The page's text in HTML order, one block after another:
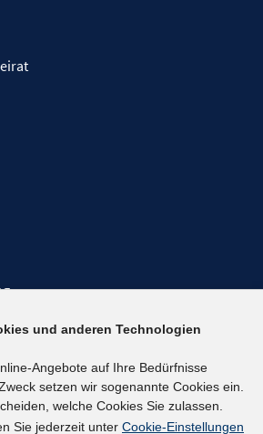
und anderen Technologien
Angebote auf Ihre Bedürfnisse
setzen wir sogenannte Cookies ein.
welche Cookies Sie zulassen.
Sie jederzeit unter Cookie-Einstellungen